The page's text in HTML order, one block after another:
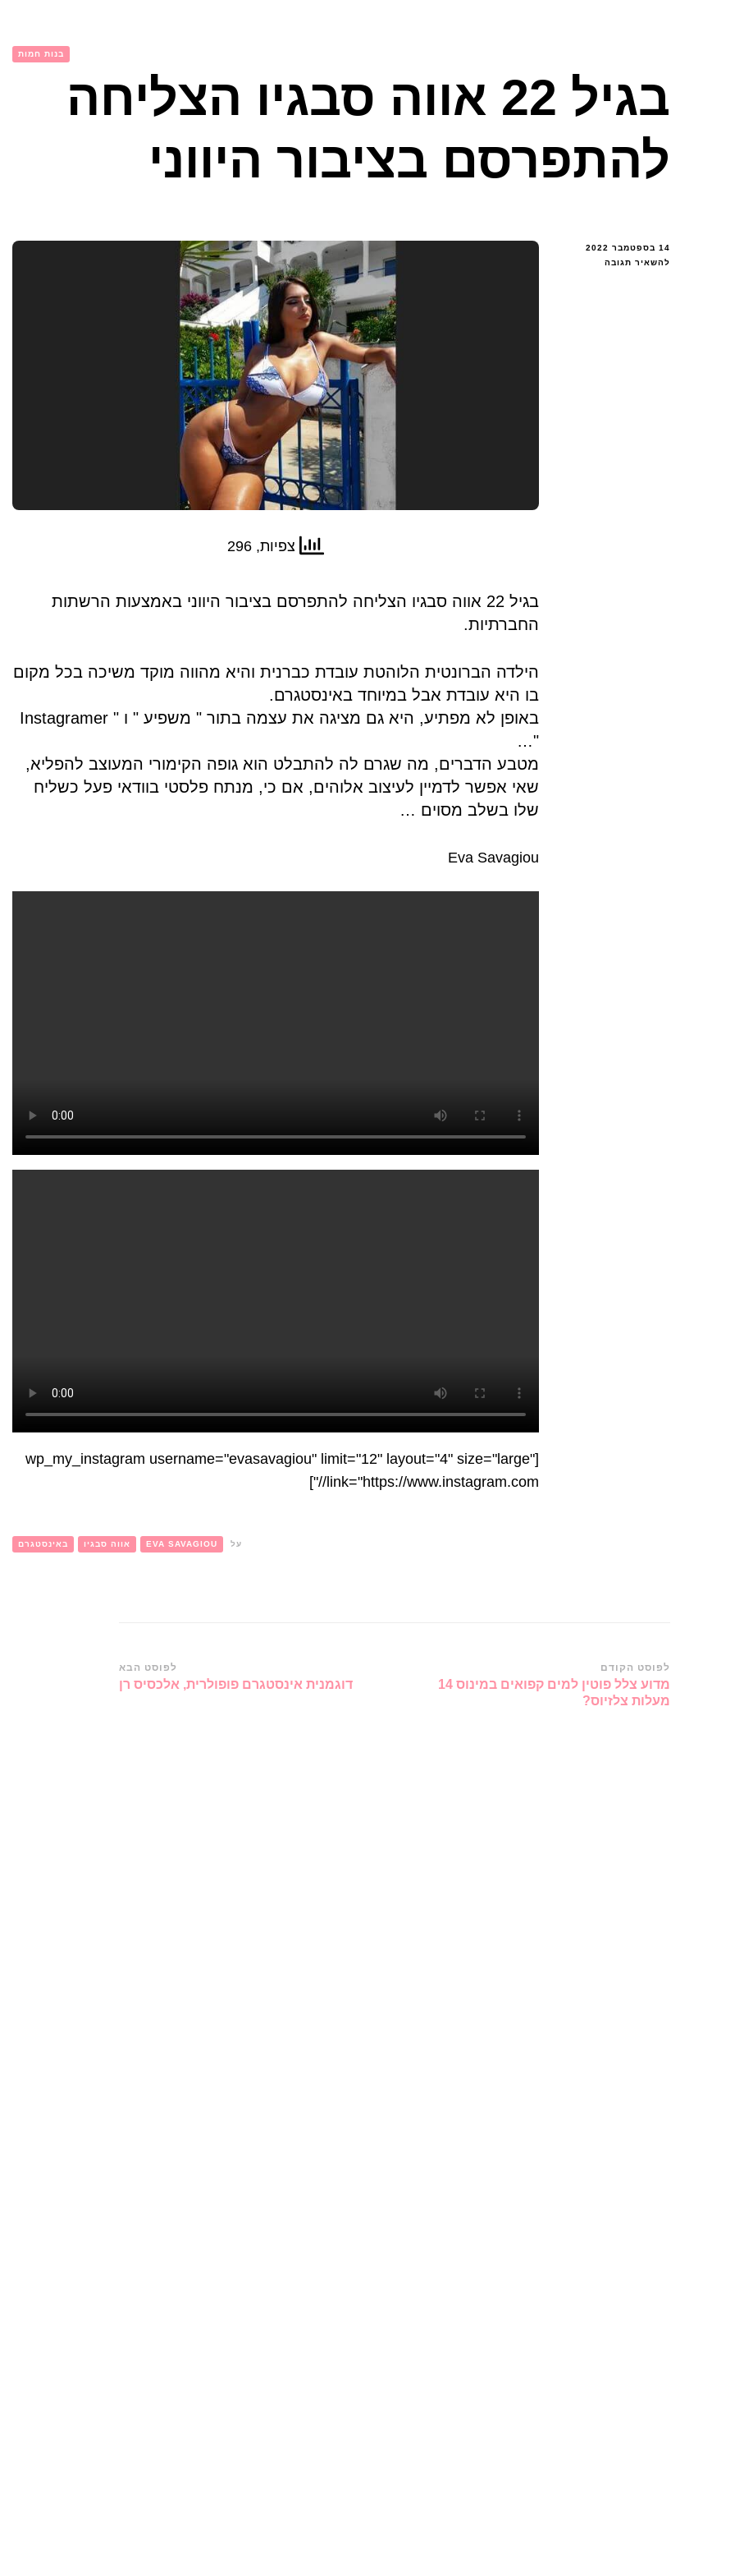
בנות חמות
בגיל 22 אווה סבגיו הצליחה
להתפרסם בציבור היווני
14 בספטמבר 2022
להשאיר תגובהבנושא
צפיות, 296
בגיל 22 אווה סבגיו הצליחה להתפרסם בציבור היווני באמצעות הרשתות
החברתיות.
הילדה הברונטית הלוהטת עובדת כברנית והיא מהווה מוקד משיכה בכל מקום
בו היא עובדת אבל במיוחד באינסטגרם.
באופן לא מפתיע, היא גם מציגה את עצמה בתור " משפיע " ו " Instagramer
"…
מטבע הדברים, מה שגרם לה להתבלט הוא גופה הקימורי המעוצב להפליא,
שאי אפשר לדמיין לעיצוב אלוהים, אם כי, מנתח פלסטי בוודאי פעל כשליח
שלו בשלב מסוים …
Eva Savagiou
[wp_my_instagram username="evasavagiou" limit="12" layout="4" size="large"
link="https://www.instagram.com//"]
על EVA SAVAGIOU אווה סבגיו באינסטגרם
ניווט
ברשומות
לפוסט הקודם
מדוע צלל פוטין למים קפואים במינוס 14
מעלות צלזיוס?
לפוסט הבא
דוגמנית אינסטגרם פופולרית, אלכסיס רן